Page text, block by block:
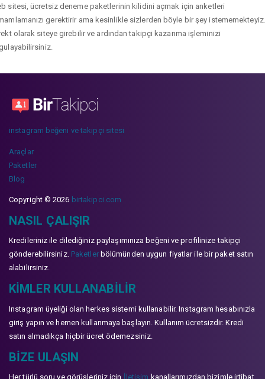
sitesi, ücretsiz deneme paketlerinin kilidini açmak için anketleri
gerektirir ama kesinlikle sizlerden böyle bir şey istememekteyiz.
olarak siteye girebilir ve ardından takipçi kazanma işleminizi
instagram beğeni ve takipçi sitesi
Araçlar
Paketler
Blog
Copyright © 2026 birtakipci.com
NASIL ÇALIŞIR
Kredileriniz ile dilediğiniz paylaşımınıza beğeni ve profilinize takipçi
gönderebilirsiniz. Paketlerbölümünden uygun fiyatlar ile bir paket satın
alabilirsiniz.
KIMLER KULLANABILIR
Instagram üyeliği olan herkes sistemi kullanabilir. Instagram hesabınızla
giriş yapın ve hemen kullanmaya başlayın. Kullanım ücretsizdir. Kredi
satın almadıkça hiçbir ücret ödemezsiniz.
BIZE ULAŞIN
Her türlü soru ve görüşleriniz için İletişim kanallarımızdan bizimle irtibat